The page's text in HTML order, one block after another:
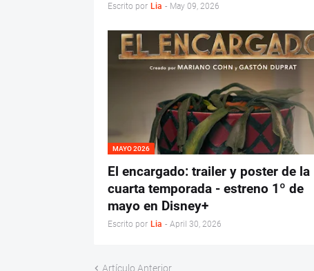
Escrito por Lia - May 09, 2026
MAYO 2026
El encargado: trailer y poster de la
cuarta temporada - estreno 1º de
mayo en Disney+
Escrito por Lia - April 30, 2026
Artículo Anterior